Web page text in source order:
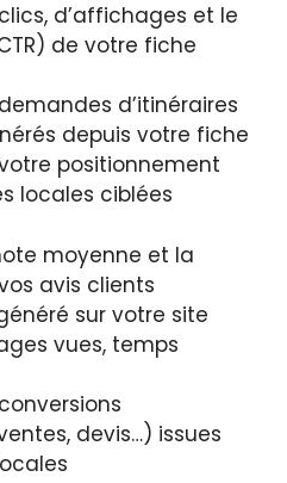
d’affichages et le
de votre fiche
d’itinéraires
depuis votre fiche
positionnement
locales ciblées
moyenne et la
avis clients
sur votre site
vues, temps
devis…) issues